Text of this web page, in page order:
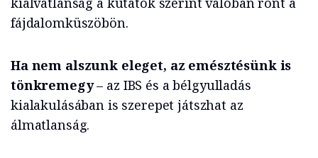
fájdalomküszöbön.
Ha nem alszunk eleget, az emésztésünk is
tönkremegy– az IBS és a bélgyulladás
kialakulásában is szerepet játszhat az
álmatlanság.